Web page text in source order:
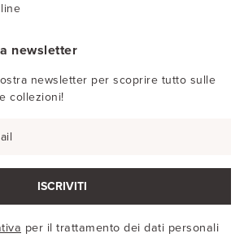
newsletter
newsletter per scoprire tutto sulle
collezioni!
ISCRIVITI
per il trattamento dei dati personali